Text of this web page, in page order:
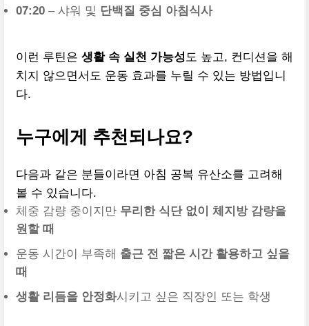
07:20– 샤워 및 단백질 중심 아침식사
이런 루틴은 생활 속 실천 가능성도 높고, 컨디션을 해
치지 않으면서도 운동 효과를 누릴 수 있는 방법입니
다.
누구에게 추천되나요?
다음과 같은 분들이라면 아침 공복 유산소를 고려해
볼 수 있습니다.
체중 감량 중이지만 무리한 식단 없이 체지방 감량을
원할 때
운동 시간이 부족해 출근 전 짧은 시간 활용하고 싶을
때
생활 리듬을 안정화시키고 싶은 직장인 또는 학생